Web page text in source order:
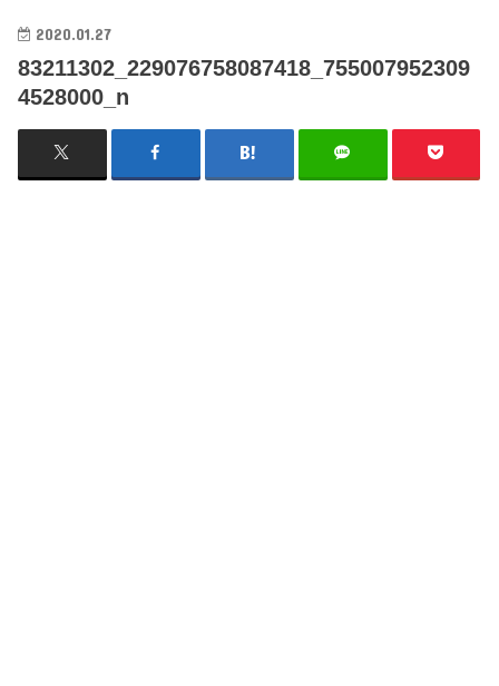
2020.01.27
83211302_229076758087418_755007952309
4528000_n